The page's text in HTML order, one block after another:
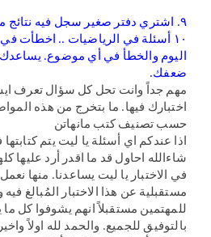
٩. اشتري دفتر صغير سجل فيه نتائج
اليوم والخطأ في أي موضوع.
ضعفك.
مهم جداً وانت تحل كل سؤال تعرف
اختبارك فيها. ما بتخرج من هذه
حسب تصنيف كتب مانهاتن
اذا عندكم اي أسئلة يا ليت يتم
شاءالله احاول قد ما اقدر أرد
في الاختبار يا ليت يساعدنا. منها
مستقبلية عن هذا الاختبار المُبالغ
للمهتمين مستقبلاً انهم يشوفوا كل ما
بالتوفيق للجميع. والحمد لله اولاً